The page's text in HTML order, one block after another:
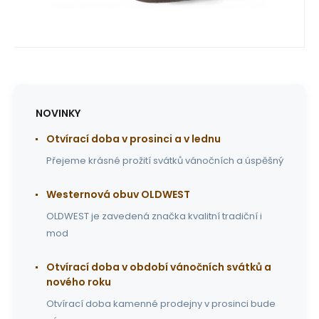
NOVINKY
Otvírací doba v prosinci a v lednu
Přejeme krásné prožití svátků vánočních a úspěšný
Westernová obuv OLDWEST
OLDWEST je zavedená značka kvalitní tradiční i
mod
Otvírací doba v období vánočních svátků a
nového roku
Otvírací doba kamenné prodejny v prosinci bude